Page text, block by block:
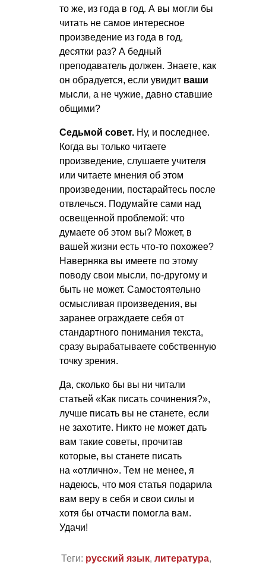
то же, из года в год. А вы могли бы
читать не самое интересное
произведение из года в год,
десятки раз? А бедный
преподаватель должен. Знаете, как
он обрадуется, если увидит ваши
мысли, а не чужие, давно ставшие
общими?
Седьмой совет. Ну, и последнее.
Когда вы только читаете
произведение, слушаете учителя
или читаете мнения об этом
произведении, постарайтесь после
отвлечься. Подумайте сами над
освещенной проблемой: что
думаете об этом вы? Может, в
вашей жизни есть что-то похожее?
Наверняка вы имеете по этому
поводу свои мысли, по-другому и
быть не может. Самостоятельно
осмысливая произведения, вы
заранее ограждаете себя от
стандартного понимания текста,
сразу вырабатываете собственную
точку зрения.
Да, сколько бы вы ни читали
статьей «Как писать сочинения?»,
лучше писать вы не станете, если
не захотите. Никто не может дать
вам такие советы, прочитав
которые, вы станете писать
на «отлично». Тем не менее, я
надеюсь, что моя статья подарила
вам веру в себя и свои силы и
хотя бы отчасти помогла вам.
Удачи!
Теги: русский язык, литература,